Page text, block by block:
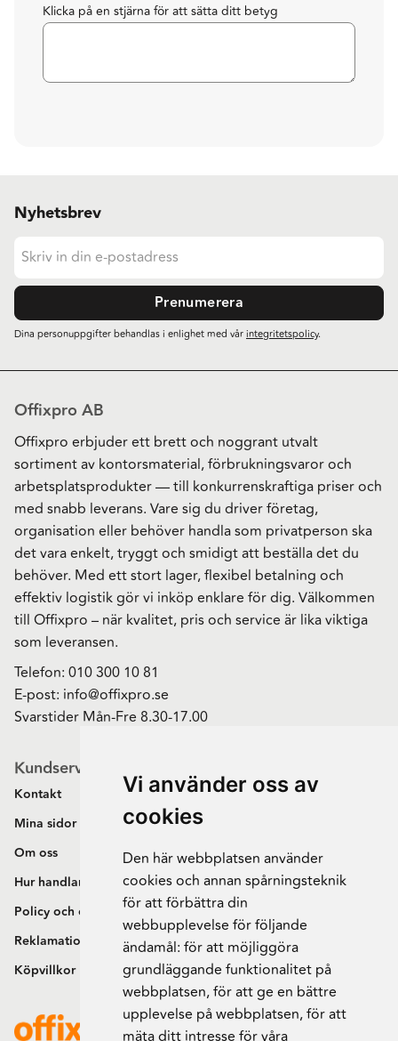
Vi använder oss av
cookies
Den här webbplatsen använder
cookies och annan spårningsteknik
för att förbättra din
webbupplevelse för följande
ändamål: för att möjliggöra
grundläggande funktionalitet på
webbplatsen,för att ge en bättre
upplevelse på webbplatsen,för att
mäta ditt intresse för våra
Klicka på en stjärna för att sätta ditt betyg
Nyhetsbrev
Prenumerera
Dina personuppgifter behandlas i enlighet med vårintegritetspolicy.
Offixpro AB
Offixpro erbjuder ett brett och noggrant utvalt
sortiment av kontorsmaterial, förbrukningsvaror och
arbetsplatsprodukter — till konkurrenskraftiga priser och
med snabb leverans. Vare sig du driver företag,
organisation eller behöver handla som privatperson ska
det vara enkelt, tryggt och smidigt att beställa det du
behöver. Med ett stort lager, flexibel betalning och
effektiv logistik gör vi inköp enklare för dig. Välkommen
till Offixpro – när kvalitet, pris och service är lika viktiga
som leveransen.
Telefon: 010 300 10 81
E-post: info@offixpro.se
Svarstider Mån-Fre 8.30-17.00
Kundservice
Kontakt
Mina sidor
Om oss
Hur handlar jag?
Policy och cookies
Reklamation och retur
Köpvillkor